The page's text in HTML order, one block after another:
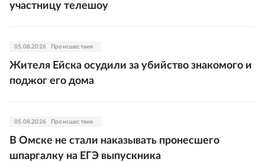
участницу телешоу
05.08.2026 Происшествия
Жителя Ейска осудили за убийство знакомого и
поджог его дома
05.08.2026 Происшествия
В Омске не стали наказывать пронесшего
шпаргалку на ЕГЭ выпускника